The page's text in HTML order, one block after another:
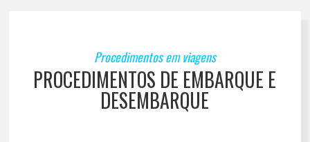
Procedimentos em viagens
PROCEDIMENTOS DE EMBARQUE E
DESEMBARQUE